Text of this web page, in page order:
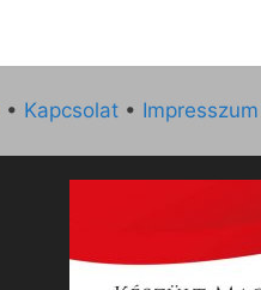
• Kapcsolat • Impresszum